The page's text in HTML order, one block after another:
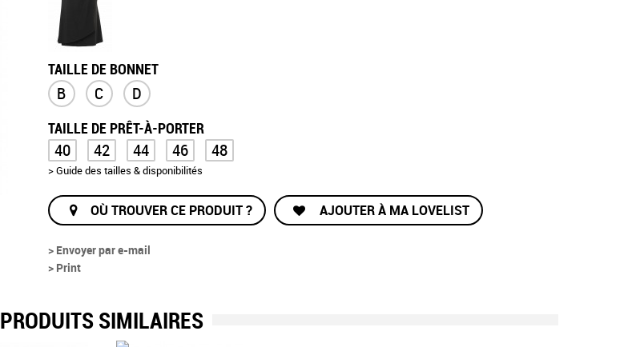
TAILLE DE BONNET
B C D
TAILLE DE PRÊT-À-PORTER
40 42 44 46 48
> Guide des tailles & disponibilités
OÙ TROUVER CE PRODUIT ? AJOUTER À MA LOVELIST
> Envoyer par e-mail
> Print
PRODUITS SIMILAIRES